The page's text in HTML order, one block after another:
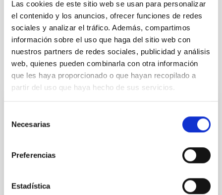
Las cookies de este sitio web se usan para personalizar
el contenido y los anuncios, ofrecer funciones de redes
sociales y analizar el tráfico. Además, compartimos
información sobre el uso que haga del sitio web con
nuestros partners de redes sociales, publicidad y análisis
web, quienes pueden combinarla con otra información
que les haya proporcionado o que hayan recopilado a
partir del uso que haya hecho de sus servicios.
Necesarias
Preferencias
Estadística
LABORATORY
It may interest you
El escáner 3D ATOS 5 es un digitador óptico de alta
ofrece ventajas para medir superficies reflectantes y
franjas precisos sobre la superficie del objeto y son
capturados por dos cámaras. Dado que las